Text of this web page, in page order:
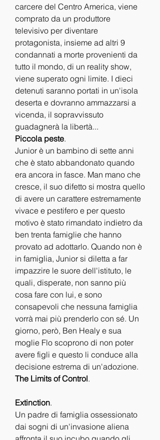
carcere del Centro America, viene
comprato da un produttore
televisivo per diventare
protagonista, insieme ad altri 9
condannati a morte provenienti da
tutto il mondo, di un reality show,
viene superato ogni limite. I dieci
detenuti saranno portati in un'isola
deserta e dovranno ammazzarsi a
vicenda, il sopravvissuto
guadagnerà la libertà...
Piccola peste.
Junior è un bambino di sette anni
che è stato abbandonato quando
era ancora in fasce. Man mano che
cresce, il suo difetto si mostra quello
di avere un carattere estremamente
vivace e pestifero e per questo
motivo è stato rimandato indietro da
ben trenta famiglie che hanno
provato ad adottarlo. Quando non è
in famiglia, Junior si diletta a far
impazzire le suore dell'istituto, le
quali, disperate, non sanno più
cosa fare con lui, e sono
consapevoli che nessuna famiglia
vorrà mai più prenderlo con sé. Un
giorno, però, Ben Healy e sua
moglie Flo scoprono di non poter
avere figli e questo li conduce alla
decisione estrema di un'adozione.
The Limits of Control.
Extinction.
Un padre di famiglia ossessionato
dai sogni di un'invasione aliena